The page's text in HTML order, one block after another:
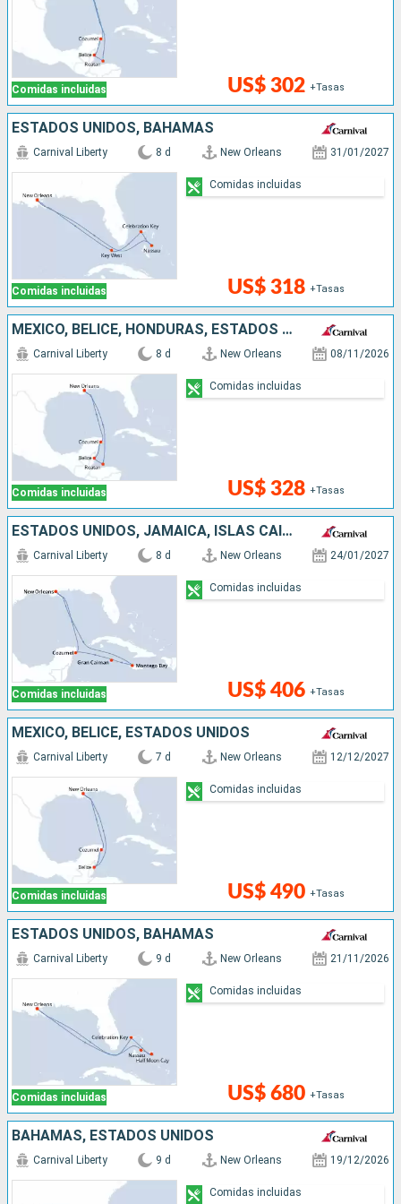
Comidas incluidas US$ 302 +Tasas
ESTADOS UNIDOS, BAHAMAS
Comidas incluidas
Carnival Liberty 8 d New Orleans 31/01/2027
US$ 318 +Tasas
Comidas incluidas
MÉXICO, BELICE, HONDURAS, ESTADOS UNIDOS
Comidas incluidas
Carnival Liberty 8 d New Orleans 08/11/2026
US$ 328 +Tasas
Comidas incluidas
ESTADOS UNIDOS, JAMAICA, ISLAS CAIMÁN, MÉXICO
Comidas incluidas
Carnival Liberty 8 d New Orleans 24/01/2027
US$ 406 +Tasas
Comidas incluidas
MÉXICO, BELICE, ESTADOS UNIDOS
Comidas incluidas
Carnival Liberty 7 d New Orleans 12/12/2027
US$ 490 +Tasas
Comidas incluidas
ESTADOS UNIDOS, BAHAMAS
Comidas incluidas
Carnival Liberty 9 d New Orleans 21/11/2026
US$ 680 +Tasas
Comidas incluidas
BAHAMAS, ESTADOS UNIDOS
Carnival Liberty 9 d New Orleans 19/12/2026
Comidas incluidas